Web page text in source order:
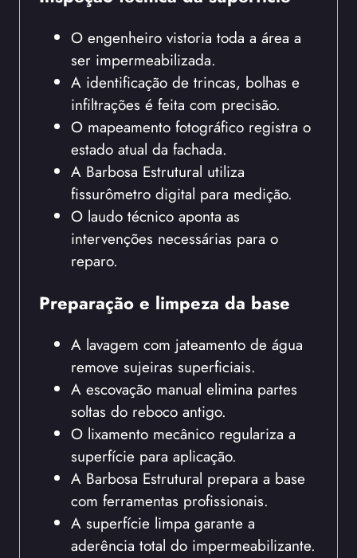
O engenheiro vistoria toda a área a
ser impermeabilizada.
A identificação de trincas, bolhas e
infiltrações é feita com precisão.
O mapeamento fotográfico registra o
estado atual da fachada.
A Barbosa Estrutural utiliza
fissurômetro digital para medição.
O laudo técnico aponta as
intervenções necessárias para o
reparo.
Preparação e limpeza da base
A lavagem com jateamento de água
remove sujeiras superficiais.
A escovação manual elimina partes
soltas do reboco antigo.
O lixamento mecânico regulariza a
superfície para aplicação.
A Barbosa Estrutural prepara a base
com ferramentas profissionais.
A superfície limpa garante a
aderência total do impermeabilizante.